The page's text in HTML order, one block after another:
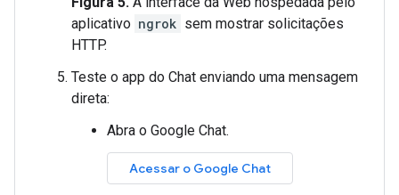
aplicativo ngrok sem mostrar solicitações
HTTP.
Teste o app do Chat enviando uma mensagem
direta:
Abra o Google Chat.
Acessar o Google Chat